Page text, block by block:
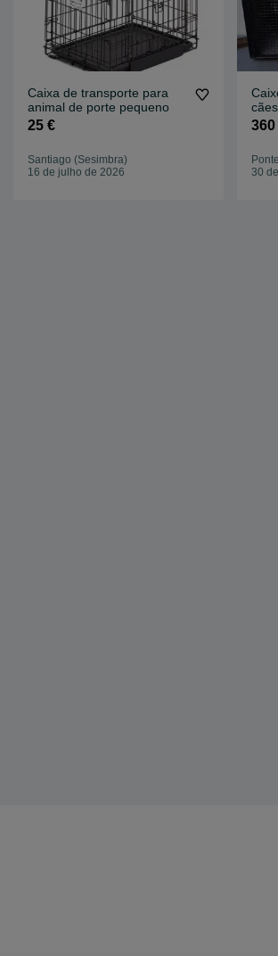
Caixa de transporte para
animal de porte pequeno
25 €
Santiago (Sesimbra)
16 de julho de 2026
360
30